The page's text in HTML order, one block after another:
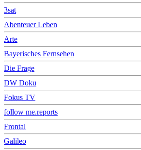
3sat
Abenteuer Leben
Arte
Bayerisches Fernsehen
Die Frage
DW Doku
Fokus TV
follow me.reports
Frontal
Galileo